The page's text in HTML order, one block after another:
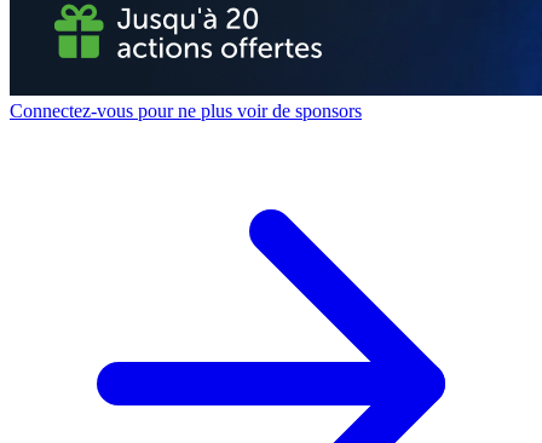
Connectez-vous pour ne plus voir de sponsors